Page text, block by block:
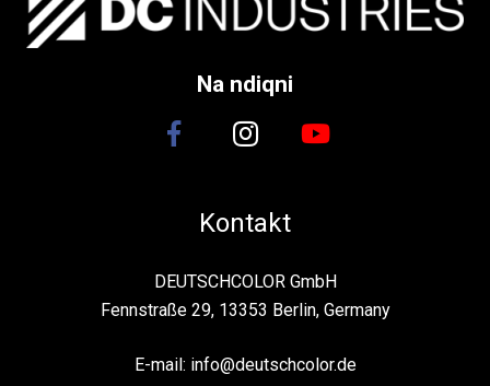
Na ndiqni
Kontakt
DEUTSCHCOLOR GmbH
Fennstraße 29, 13353 Berlin, Germany
E-mail: info@deutschcolor.de